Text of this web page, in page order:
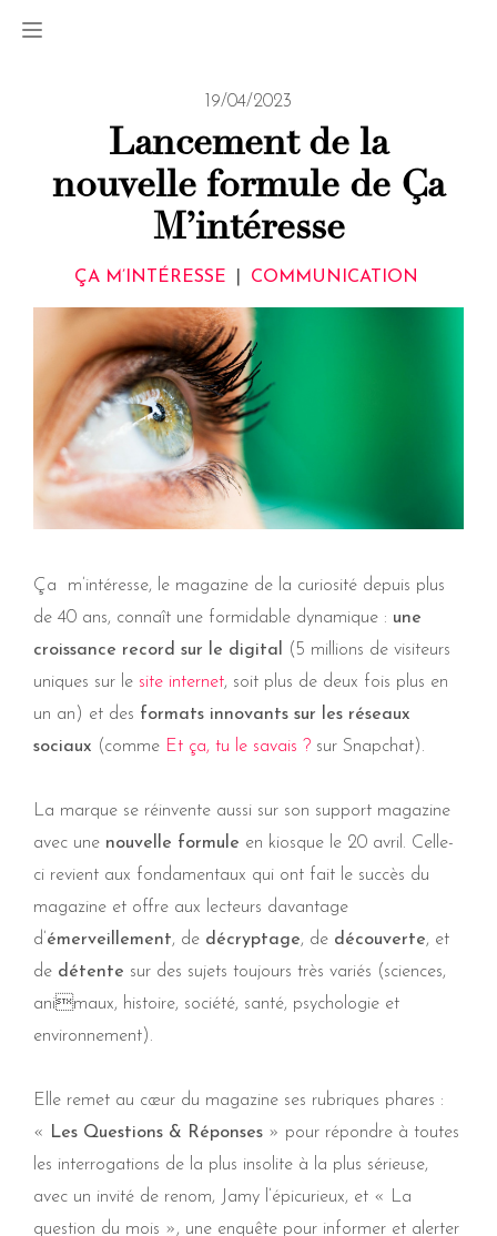
19/04/2023
Lancement de la
nouvelle formule de Ça
M’intéresse
ÇA M’INTÉRESSE COMMUNICATION
Ça m’intéresse, le magazine de la curiosité depuis plus
de 40 ans, connaît une formidable dynamique : une
croissance record sur le digital
(5 millions de visiteurs
uniques sur le site internet, soit plus de deux fois plus en
un an) et des formats innovants sur les réseaux
sociaux (comme Et ça, tu le savais ? sur Snapchat).
La marque se réinvente aussi sur son support magazine
avec une nouvelle formule en kiosque le 20 avril. Celle-
ci revient aux fondamentaux qui ont fait le succès du
magazine et offre aux lecteurs davantage
d’ émerveillement, de décryptage, de découverte, et
de détente sur des sujets toujours très variés (sciences,
animaux, histoire, société, santé, psychologie et
environnement).
Elle remet au cœur du magazine ses rubriques phares :
«
Les Questions & Réponses » pour répondre à toutes
les interrogations de la plus insolite à la plus sérieuse,
avec un invité de renom, Jamy l’épicurieux, et « La
question du mois », une enquête pour informer et alerter